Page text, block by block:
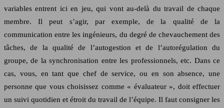
variables entrent ici en jeu, qui vont au-delà du travail de chaque
membre. Il peut s’agir, par exemple, de la qualité de la
communication entre les ingénieurs, du degré de chevauchement des
tâches, de la qualité de l’autogestion et de l’autorégulation du
groupe, de la synchronisation entre les professionnels, etc. Dans ce
cas, vous, en tant que chef de service, ou en son absence, une
personne que vous choisissez comme « évaluateur », doit effectuer
un suivi quotidien et étroit du travail de l’équipe. Il faut consigner les